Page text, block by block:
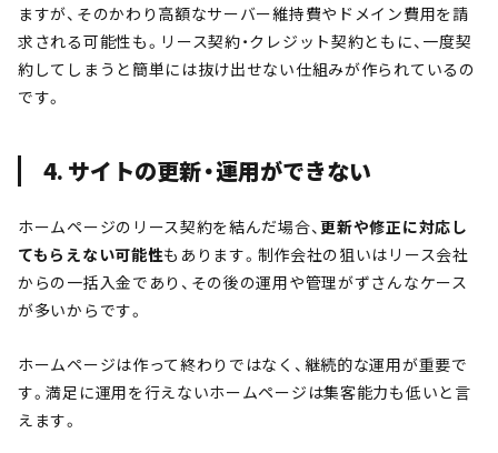
ますが、そのかわり高額なサーバー維持費やドメイン費用を請
求される可能性も。リース契約・クレジット契約ともに、一度契
約してしまうと簡単には抜け出せない仕組みが作られているの
です。
4. サイトの更新・運用ができない
ホームページのリース契約を結んだ場合、更新や修正に対応し
てもらえない可能性もあります。制作会社の狙いはリース会社
からの一括入金であり、その後の運用や管理がずさんなケース
が多いからです。
ホームページは作って終わりではなく、継続的な運用が重要で
す。満足に運用を行えないホームページは集客能力も低いと言
えます。